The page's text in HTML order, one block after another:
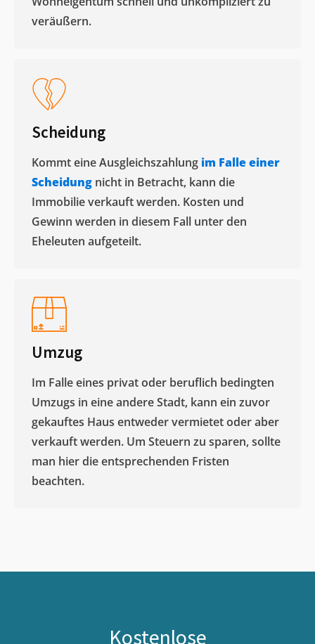
veräußern. ​
Scheidung
Kommt eine Ausgleichszahlung im Falle einer
Scheidung nicht in Betracht, kann die
Immobilie verkauft werden. Kosten und
Gewinn werden in diesem Fall unter den
Eheleuten aufgeteilt.​
Umzug
Im Falle eines privat oder beruflich bedingten
Umzugs in eine andere Stadt, kann ein zuvor
gekauftes Haus entweder vermietet oder aber
verkauft werden. Um Steuern zu sparen, sollte
man hier die entsprechenden Fristen
beachten.
Kostenlose